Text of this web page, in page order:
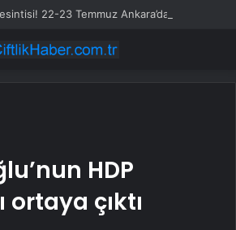
HDP
ortaya çıktı